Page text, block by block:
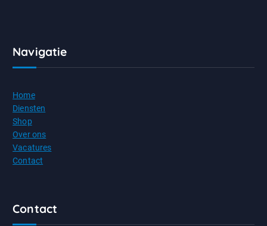
Navigatie
Home
Diensten
Shop
Over ons
Vacatures
Contact
Contact